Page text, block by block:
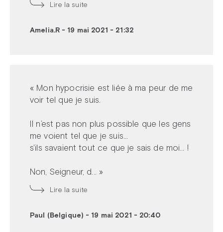
Lire la suite
Amelia.R - 19 mai 2021 - 21:32
« Mon hypocrisie est liée à ma peur de me
voir tel que je suis.
Il n’est pas non plus possible que les gens
me voient tel que je suis...
s'ils savaient tout ce que je sais de moi… !
Non, Seigneur, d... »
Lire la suite
Paul (Belgique) - 19 mai 2021 - 20:40